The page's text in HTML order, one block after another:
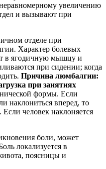
увеличению
и вызывают при
отделе при
Характер болевых
в ягодичную мышцу и
при сидении; когда
Причина люмбалгии:
при занятиях
формы. Если
наклониться вперед, то
человек наклоняется
боли, может
локализуется в
поясницы и